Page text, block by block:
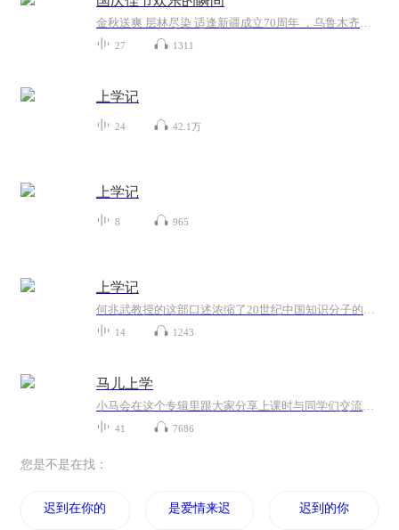
金秋送爽 层林尽染 适逢新疆成立70周年 ，乌鲁木齐于2025年9月23日迎来党中央和习大大带领的慰问团。新疆各族群众欢欣鼓舞，热烈欢迎。
27 1311
上学记
24 42.1万
上学记
8 965
上学记
何兆武教授的这部口述浓缩了20世纪中国知识分子的心灵史。它叙述的尽管只是1920年代-1940年代末不足30年间他学生时期的陈年往事，却蕴含着一个饱经沧桑的老人对整个20世纪历史的反思，对我们重新认识过往、观察现在以及展望未来都有着重要的启迪，这大概是这本书能够激起读者广泛共鸣的原因。这本书同时又是很个性化的，何先生不惮于表露自己的真情实感，不忌讳议论先贤的道德文章，既树立了理性的尊严，又使自己的性情展露无遗。在目前这个功利滔滔的的世界上，何先生对知识与真理的热诚仿佛一股清泉，可以冲洗那些被免得熏染的心灵，使其复现润泽。这也是老一代知识分子风范的存照。任何津津乐道于名人八卦消息的解读，都大大偏离了何先生的志趣。久已厌倦标签化历史著作的读者，可以从这本书中获得丰富、鲜活的历史体验，特别是今天“上学者”和“治学者”，或可藉此思考一下，学应该如何上、如何治。
14 1243
马儿上学
小马会在这个专辑里跟大家分享上课时与同学们交流的内容，读书感想，观影体验，养生秘诀。主要的内容是古希腊古罗马故事，还有最最最最最重要的，由古希腊古罗马故事衍生出的英文单词的词根词缀
41 7686
您是不是在找：
迟到在你的世界 是爱情来迟了 迟到的你